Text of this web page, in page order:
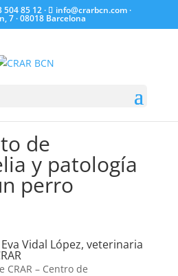
504 85 12 · info@crarbcn.com ·
7 · 08018 Barcelona
de
y patología
perro
Vidal López, veterinaria
CRAR – Centro de